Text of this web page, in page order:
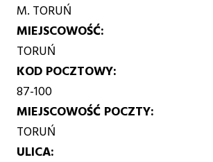
M. TORUŃ
MIEJSCOWOŚĆ
TORUŃ
KOD POCZTOWY
87-100
MIEJSCOWOŚĆ POCZTY
TORUŃ
ULICA